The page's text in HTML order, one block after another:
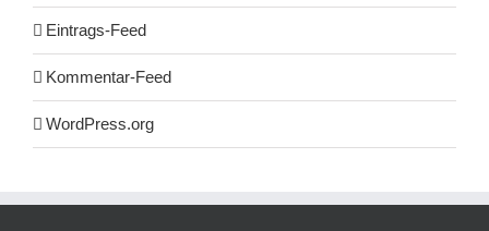
Eintrags-Feed
Kommentar-Feed
WordPress.org